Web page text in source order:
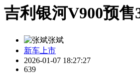
吉利银河V900预售
张斌
新车上市
2026-01-07 18:27:27
639